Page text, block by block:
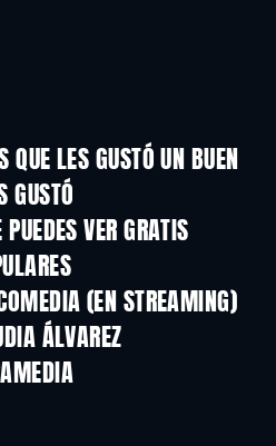
LES GUSTÓ UN BUEN
GUSTÓ
VER GRATIS
TV
(EN STREAMING)
Temporada 2
ÁLVAREZ
TV